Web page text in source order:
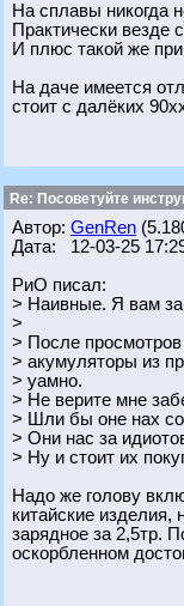
На сплавы никогда
Практически везде
И плюс такой же
На даче имеется
стоит с далёких
Re: Посоветуйте
Автор: GenRen
Дата: 12-03-25
РиО писал:
> Наивные. Я вам
>
> После
> акумуляторы из
> уамно.
> Не верите мне
> Шли бы оне нах
> Они нас за
> Ну и стоит их
Надо же голову
китайские изделия,
зарядное за 2,5тр.
оскорбленном